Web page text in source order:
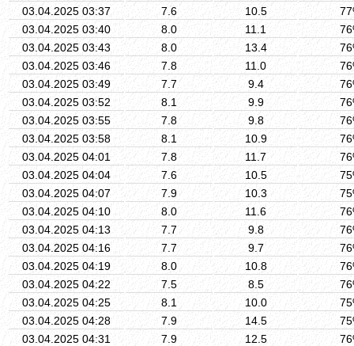
03.04.2025 03:37
7.6 10.5
03.04.2025 03:40
8.0 11.1
03.04.2025 03:43
8.0 13.4
03.04.2025 03:46
7.8 11.0
03.04.2025 03:49
7.7 9.4
03.04.2025 03:52
8.1 9.9
03.04.2025 03:55
7.8 9.8
03.04.2025 03:58
8.1 10.9
03.04.2025 04:01
7.8 11.7
03.04.2025 04:04
7.6 10.5
03.04.2025 04:07
7.9 10.3
03.04.2025 04:10
8.0 11.6
03.04.2025 04:13
7.7 9.8
03.04.2025 04:16
7.7 9.7
03.04.2025 04:19
8.0 10.8
03.04.2025 04:22
7.5 8.5
03.04.2025 04:25
8.1 10.0
03.04.2025 04:28
7.9 14.5
03.04.2025 04:31
7.9 12.5